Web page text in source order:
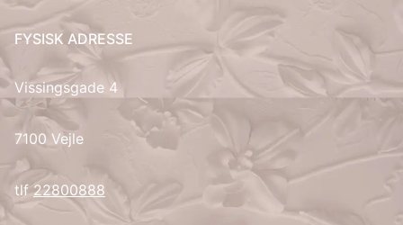
NO
PT
RU
FYSISK ADRESSE
Vissingsgade 4
7100 Vejle
tlf22800888